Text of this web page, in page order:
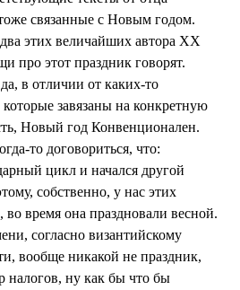
связанные с Новым годом.
этих величайших автора XX
про этот праздник говорят.
в отличии от каких-то
завязаны на конкретную
Новый год Конвенционален.
то договориться, что:
цикл и начался другой
собственно, у нас этих
время она праздновали весной.
согласно византийскому
вообще никакой не праздник,
налогов, ну как бы что бы